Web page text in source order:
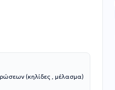
(κηλίδες , μέλασμα)